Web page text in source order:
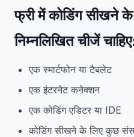
फ्री में कोडिंग सीखने
निम्नलिखित चीजें
एक स्मार्टफोन या टैबलेट
एक इंटरनेट कनेक्शन
एक कोडिंग एडिटर या IDE
कोडिंग सीखने के लिए कुछ